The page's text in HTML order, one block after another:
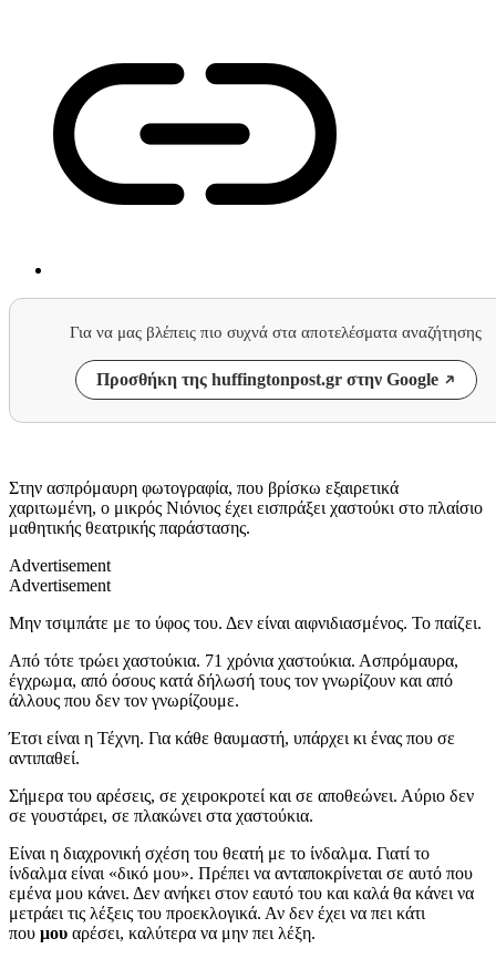
Για να μας βλέπεις πιο συχνά στα αποτελέσματα αναζήτησης
Προσθήκη της huffingtonpost.gr στην Google
Στην ασπρόμαυρη φωτογραφία, που βρίσκω εξαιρετικά
χαριτωμένη, ο μικρός Νιόνιος έχει εισπράξει χαστούκι στο πλαίσιο
μαθητικής θεατρικής παράστασης.
Advertisement
Advertisement
Μην τσιμπάτε με το ύφος του. Δεν είναι αιφνιδιασμένος. Το παίζει.
Από τότε τρώει χαστούκια. 71 χρόνια χαστούκια. Ασπρόμαυρα,
έγχρωμα, από όσους κατά δήλωσή τους τον γνωρίζουν και από
άλλους που δεν τον γνωρίζουμε.
Έτσι είναι η Τέχνη. Για κάθε θαυμαστή, υπάρχει κι ένας που σε
αντιπαθεί.
Σήμερα του αρέσεις, σε χειροκροτεί και σε αποθεώνει. Αύριο δεν
σε γουστάρει, σε πλακώνει στα χαστούκια.
Είναι η διαχρονική σχέση του θεατή με το ίνδαλμα. Γιατί το
ίνδαλμα είναι «δικό μου». Πρέπει να ανταποκρίνεται σε αυτό που
εμένα μου κάνει. Δεν ανήκει στον εαυτό του και καλά θα κάνει να
μετράει τις λέξεις του προεκλογικά. Αν δεν έχει να πει κάτι
που μου αρέσει, καλύτερα να μην πει λέξη.